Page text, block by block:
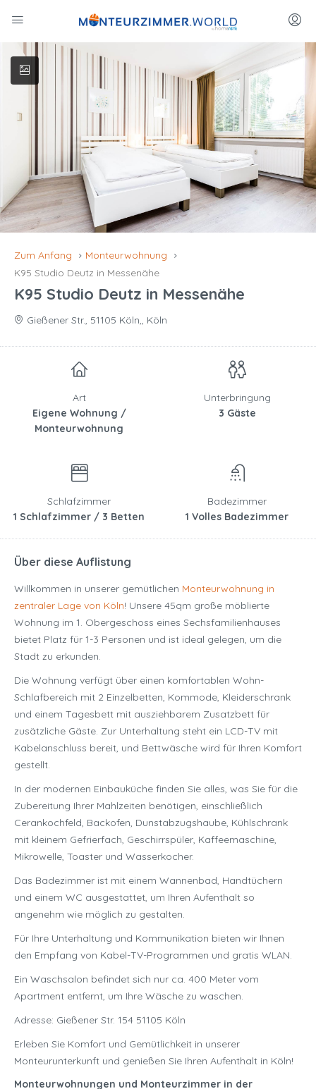
Zum Anfang
Monteurwohnung
K95 Studio Deutz in Messenähe
K95 Studio Deutz in Messenähe
Gießener Str., 51105 Köln,, Köln
Art
Eigene Wohnung /
Monteurwohnung
Unterbringung
3 Gäste
Schlafzimmer
1 Schlafzimmer / 3 Betten
Badezimmer
1 Volles Badezimmer
Über diese Auflistung
Willkommen in unserer gemütlichen Monteurwohnung in
zentraler Lage von Köln! Unsere 45qm große möblierte
Wohnung im 1. Obergeschoss eines Sechsfamilienhauses
bietet Platz für 1-3 Personen und ist ideal gelegen, um die
Stadt zu erkunden.
Die Wohnung verfügt über einen komfortablen Wohn-
Schlafbereich mit 2 Einzelbetten, Kommode, Kleiderschrank
und einem Tagesbett mit ausziehbarem Zusatzbett für
zusätzliche Gäste. Zur Unterhaltung steht ein LCD-TV mit
Kabelanschluss bereit, und Bettwäsche wird für Ihren Komfort
gestellt.
In der modernen Einbauküche finden Sie alles, was Sie für die
Zubereitung Ihrer Mahlzeiten benötigen, einschließlich
Cerankochfeld, Backofen, Dunstabzugshaube, Kühlschrank
mit kleinem Gefrierfach, Geschirrspüler, Kaffeemaschine,
Mikrowelle, Toaster und Wasserkocher.
Das Badezimmer ist mit einem Wannenbad, Handtüchern
und einem WC ausgestattet, um Ihren Aufenthalt so
angenehm wie möglich zu gestalten.
Für Ihre Unterhaltung und Kommunikation bieten wir Ihnen
den Empfang von Kabel-TV-Programmen und gratis WLAN.
Ein Waschsalon befindet sich nur ca. 400 Meter vom
Apartment entfernt, um Ihre Wäsche zu waschen.
Adresse: Gießener Str. 154 51105 Köln
Erleben Sie Komfort und Gemütlichkeit in unserer
Monteurunterkunft und genießen Sie Ihren Aufenthalt in Köln!
Monteurwohnungen und Monteurzimmer in der